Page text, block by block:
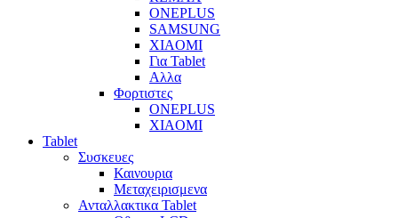
ONEPLUS
SAMSUNG
XIAOMI
Για Tablet
Αλλα
Φορτιστες
ONEPLUS
XIAOMI
Tablet
Συσκευες
Καινουρια
Μεταχειρισμενα
Ανταλλακτικα Tablet